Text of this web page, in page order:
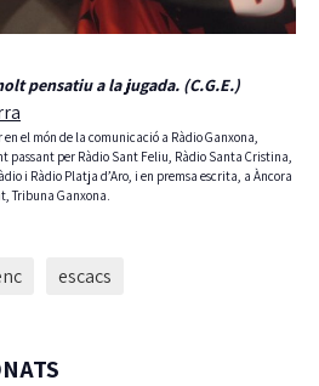
pensatiu a la jugada. (C.G.E.)
en el món de la comunicació a Ràdio Ganxona,
passant per Ràdio Sant Feliu, Ràdio Santa Cristina,
i Ràdio Platja d’Aro, i en premsa escrita, a Àncora
Tribuna Ganxona.
escacs